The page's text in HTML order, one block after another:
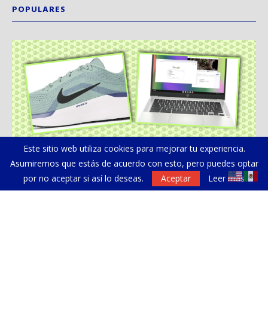
POPULARES
Este sitio web utiliza cookies para mejorar tu experiencia.
Asumiremos que estás de acuerdo con esto, pero puedes optar
por no aceptar si así lo deseas.
Aceptar Leer más